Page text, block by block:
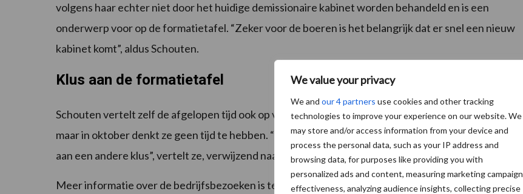
We value your privacy
We and our 4 partners use cookies and other tracking
technologies to improve your experience on our website. We
may store and/or access information from your device and
process the personal data, such as your IP address and
browsing data, for purposes like providing you with
personalized ads and content, measuring marketing campaign
effectiveness, analyzing audience insights, collecting precise
volgens haar echter niet door het huidige demissionaire kabinet worden behandeld en is een
onderwerp voor op de formatietafel. “Zeker voor de boeren is het belangrijk dat er snel een nieuw
kabinet komt”, aldus Schouten.
Klus aan de formatietafel
Schouten vertelt zelf de afgelopen tijd ook op verschillende agrarische bedrijven te zijn geweest,
maar in oktober denkt ze geen tijd te hebben. “Ik verwacht dat een groot deel van mijn tijd opgaat
aan een andere klus”, vertelt ze, verwijzend naar de kabinetsformatie.
Meer informatie over de bedrijfsbezoeken is te vinden opwww.teamagro.nl